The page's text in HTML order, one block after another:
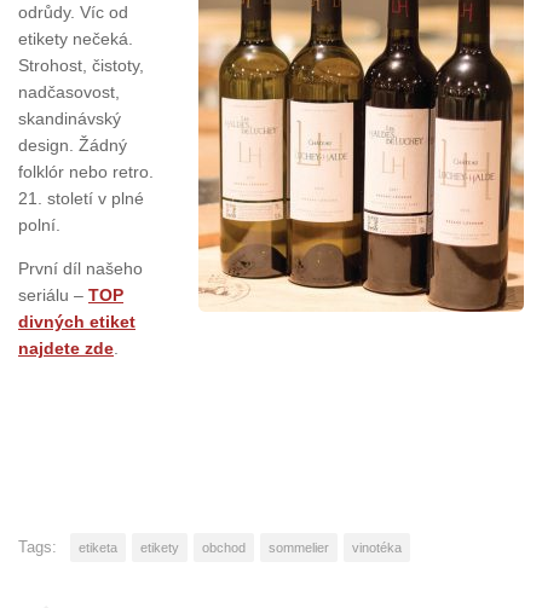
odrůdy. Víc od
etikety nečeká.
Strohost, čistoty,
nadčasovost,
skandinávský
design. Žádný
folklór nebo retro.
21. století v plné
polní.
První díl našeho
seriálu – TOP
divných etiket
najdete zde
Tags: etiketa etikety obchod sommelier vinotéka